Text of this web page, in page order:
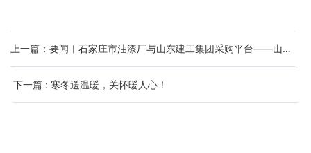
上一篇：要闻︱石家庄市油漆厂与山东建工集团采购平台——山东建工建材物
下一篇 : 寒冬送温暖，关怀暖人心！